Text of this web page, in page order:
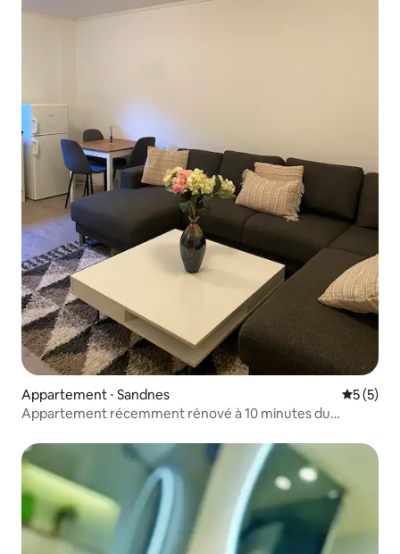
Appartement ⋅ Sandnes
5 (5)
Appartement récemment rénové à 10 minutes du